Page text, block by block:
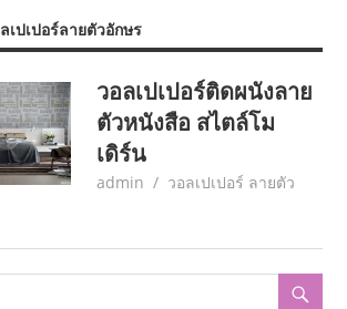
เปเปอร์ลายตัวอักษร
วอลเปเปอร์ติดผนังลาย
ตัวหนังสือ สไตล์โม
เดิร์น
June 7, 2017
admin
วอลเปเปอร์ ลายตัว